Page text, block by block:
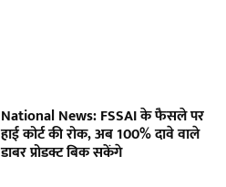
National News: FSSAI के फैसले पर
हाई कोर्ट की रोक, अब 100% दावे वाले
डाबर प्रोडक्ट बिक सकेंगे